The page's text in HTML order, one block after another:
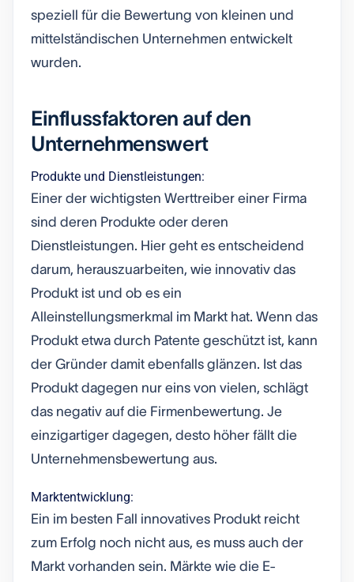
speziell für die Bewertung von kleinen und
mittelständischen Unternehmen entwickelt
wurden.
Einflussfaktoren auf den
Unternehmenswert
Produkte und Dienstleistungen:
Einer der wichtigsten Werttreiber einer Firma
sind deren Produkte oder deren
Dienstleistungen. Hier geht es entscheidend
darum, herauszuarbeiten, wie innovativ das
Produkt ist und ob es ein
Alleinstellungsmerkmal im Markt hat. Wenn das
Produkt etwa durch Patente geschützt ist, kann
der Gründer damit ebenfalls glänzen. Ist das
Produkt dagegen nur eins von vielen, schlägt
das negativ auf die Firmenbewertung. Je
einzigartiger dagegen, desto höher fällt die
Unternehmensbewertung aus.
Marktentwicklung:
Ein im besten Fall innovatives Produkt reicht
zum Erfolg noch nicht aus, es muss auch der
Markt vorhanden sein. Märkte wie die E-